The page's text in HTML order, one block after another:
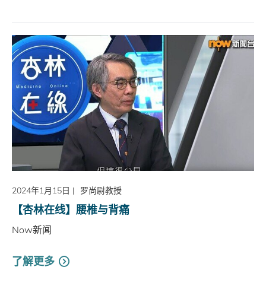
2024年1月15日 | 罗尚尉教授
【杏林在线】腰椎与背痛
Now新闻
了解更多